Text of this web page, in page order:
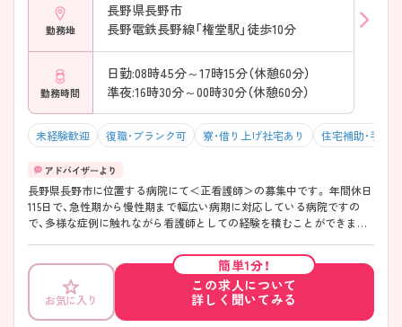
勤務地
長野県長野市
長野電鉄長野線「権堂駅」徒歩10分
勤務時間
日勤:08時45分～17時15分（休憩60分）
準夜:16時30分～00時30分（休憩60分）
未経験歓迎 復職・ブランク可 寮・借り上げ社宅あり 住宅補助・手当
長野県長野市に位置する病院にて＜正看護師＞の募集中です。 年間休日
115日で、急性期から慢性期まで幅広い病期に対応している病院ですの
で、多様な症例に触れながら看護師としての経験を積むことができます
環境です◎ ご興味がございましたらお気軽にお問い合わせくださいま
せ！
お気に入り
簡単1分！
この求人について
詳しく聞いてみる